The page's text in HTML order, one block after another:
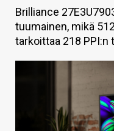
HINTA.FI
KAUPPA
VAIHDA TEEMA
Brilliance
tuumainen, mikä
tarkoittaa 218 PPI:n